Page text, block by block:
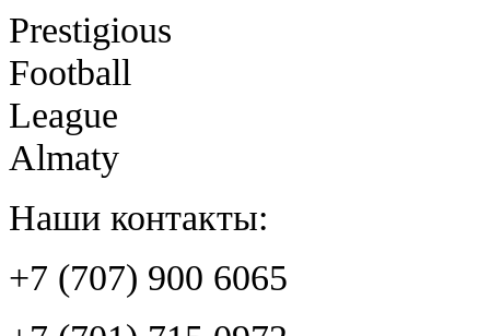
Prestigious
Football
League
Almaty
Наши контакты:
+7 (707) 900 6065